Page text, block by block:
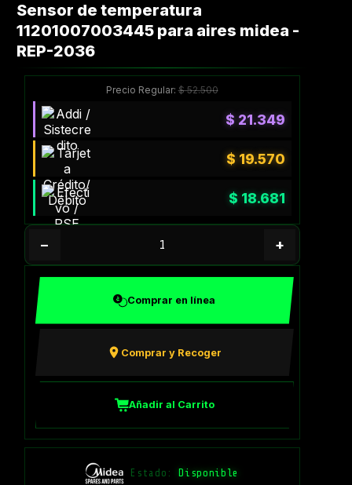
Sensor de temperatura
11201007003445 para aires midea -
REP-2036
Precio Regular:$52.500
$ 21.349
$ 19.570
$ 18.681
− +
Comprar en línea
Comprar y Recoger
Añadir al Carrito
Estado: Disponible